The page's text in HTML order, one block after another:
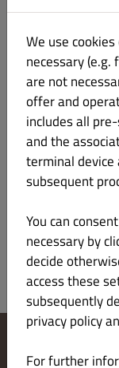
Kapusta
Skład: kapusta,
angielskie.
Może zawierać:
gluten, seler.
Przechowywać w
Po otwarciu
Change Cookies
We use
necessary
are not
offer and
includes all
and the
terminal device
subsequent
You can
necessary by
decide
access these
subsequently
privacy policy
For further